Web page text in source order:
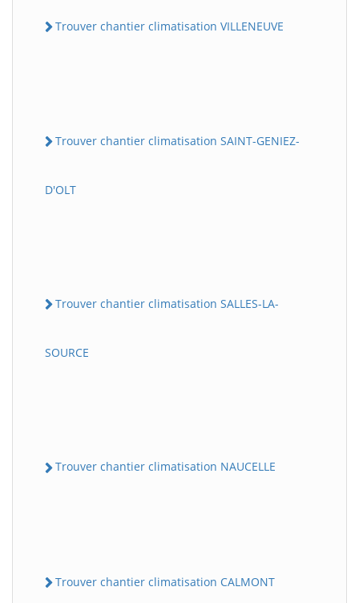
Trouver chantier climatisation VILLENEUVE
Trouver chantier climatisation SAINT-GENIEZ-
D'OLT
Trouver chantier climatisation SALLES-LA-
SOURCE
Trouver chantier climatisation NAUCELLE
Trouver chantier climatisation CALMONT